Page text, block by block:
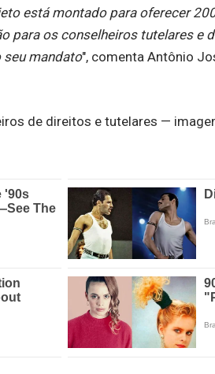
está montado para oferecer
para os conselheiros tutelares e
seu mandato", comenta Antônio